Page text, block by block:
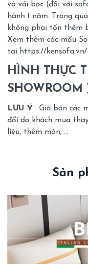
và vải bọc (đối với
hành 1 năm. Trong
không phai tốn thêm
Xem thêm các mẩu
tại https://kensofa.vn/
HÌNH THỰC
SHOWROOM
LƯU Ý : Giá bán các
đổi do khách mua
liệu, thêm món, …
Sản